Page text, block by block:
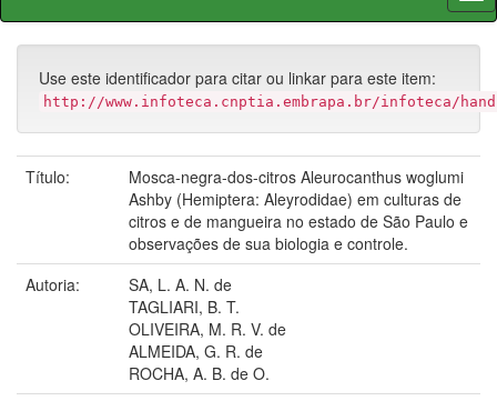
Use este identificador para citar ou linkar para este item:
http://www.infoteca.cnptia.embrapa.br/infoteca/
Título:
Mosca-negra-dos-citros Aleurocanthus woglumi
Ashby (Hemiptera: Aleyrodidae) em culturas de
citros e de mangueira no estado de São Paulo e
observações de sua biologia e controle.
Autoria:
SA, L. A. N. de
TAGLIARI, B. T.
OLIVEIRA, M. R. V. de
ALMEIDA, G. R. de
ROCHA, A. B. de O.